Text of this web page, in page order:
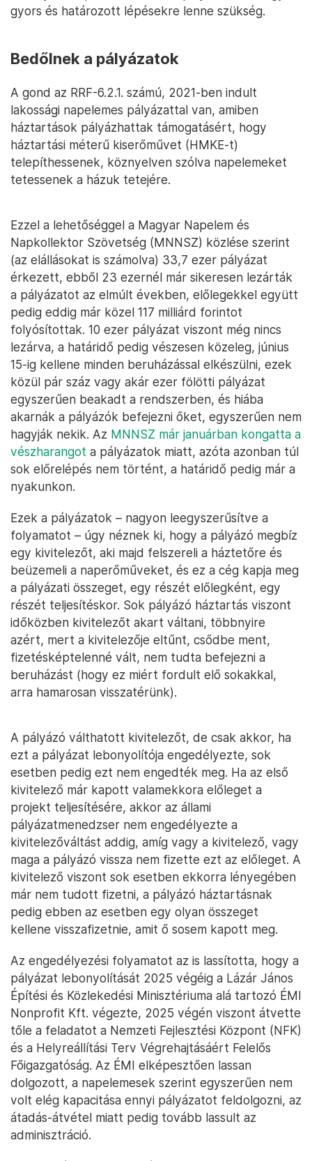
gyors és határozott lépésekre lenne szükség.
Bedőlnek a pályázatok
A gond az RRF-6.2.1. számú, 2021-ben indult
lakossági napelemes pályázattal van, amiben
háztartások pályázhattak támogatásért, hogy
háztartási méterű kiserőművet (HMKE-t)
telepíthessenek, köznyelven szólva napelemeket
tetessenek a házuk tetejére.
Ezzel a lehetőséggel a Magyar Napelem és
Napkollektor Szövetség (MNNSZ) közlése szerint
(az elállásokat is számolva) 33,7 ezer pályázat
érkezett, ebből 23 ezernél már sikeresen lezárták
a pályázatot az elmúlt években, előlegekkel együtt
pedig eddig már közel 117 milliárd forintot
folyósítottak. 10 ezer pályázat viszont még nincs
lezárva, a határidő pedig vészesen közeleg, június
15-ig kellene minden beruházással elkészülni, ezek
közül pár száz vagy akár ezer fölötti pályázat
egyszerűen beakadt a rendszerben, és hiába
akarnák a pályázók befejezni őket, egyszerűen nem
hagyják nekik. Az MNNSZ már januárban kongatta a
vészharangot a pályázatok miatt, azóta azonban túl
sok előrelépés nem történt, a határidő pedig már a
nyakunkon.
Ezek a pályázatok – nagyon leegyszerűsítve a
folyamatot – úgy néznek ki, hogy a pályázó megbíz
egy kivitelezőt, aki majd felszereli a háztetőre és
beüzemeli a naperőműveket, és ez a cég kapja meg
a pályázati összeget, egy részét előlegként, egy
részét teljesítéskor. Sok pályázó háztartás viszont
időközben kivitelezőt akart váltani, többnyire
azért, mert a kivitelezője eltűnt, csődbe ment,
fizetésképtelenné vált, nem tudta befejezni a
beruházást (hogy ez miért fordult elő sokakkal,
arra hamarosan visszatérünk).
A pályázó válthatott kivitelezőt, de csak akkor, ha
ezt a pályázat lebonyolítója engedélyezte, sok
esetben pedig ezt nem engedték meg. Ha az első
kivitelező már kapott valamekkora előleget a
projekt teljesítésére, akkor az állami
pályázatmenedzser nem engedélyezte a
kivitelezőváltást addig, amíg vagy a kivitelező, vagy
maga a pályázó vissza nem fizette ezt az előleget. A
kivitelező viszont sok esetben ekkorra lényegében
már nem tudott fizetni, a pályázó háztartásnak
pedig ebben az esetben egy olyan összeget
kellene visszafizetnie, amit ő sosem kapott meg.
Az engedélyezési folyamatot az is lassította, hogy a
pályázat lebonyolítását 2025 végéig a Lázár János
Építési és Közlekedési Minisztériuma alá tartozó ÉMI
Nonprofit Kft. végezte, 2025 végén viszont átvette
tőle a feladatot a Nemzeti Fejlesztési Központ (NFK)
és a Helyreállítási Terv Végrehajtásáért Felelős
Főigazgatóság. Az ÉMI elképesztően lassan
dolgozott, a napelemesek szerint egyszerűen nem
volt elég kapacitása ennyi pályázatot feldolgozni, az
átadás-átvétel miatt pedig tovább lassult az
adminisztráció.